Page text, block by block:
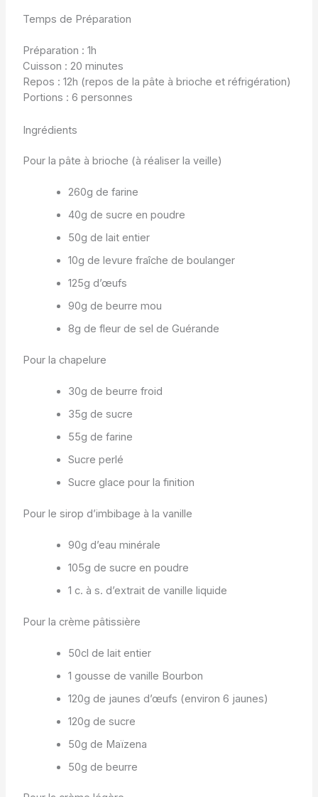
Temps de Préparation
Préparation : 1h
Cuisson : 20 minutes
Repos : 12h (repos de la pâte à brioche et réfrigération)
Portions : 6 personnes
Ingrédients
Pour la pâte à brioche (à réaliser la veille)
260g de farine
40g de sucre en poudre
50g de lait entier
10g de levure fraîche de boulanger
125g d’œufs
90g de beurre mou
8g de fleur de sel de Guérande
Pour la chapelure
30g de beurre froid
35g de sucre
55g de farine
Sucre perlé
Sucre glace pour la finition
Pour le sirop d’imbibage à la vanille
90g d’eau minérale
105g de sucre en poudre
1 c. à s. d’extrait de vanille liquide
Pour la crème pâtissière
50cl de lait entier
1 gousse de vanille Bourbon
120g de jaunes d’œufs (environ 6 jaunes)
120g de sucre
50g de Maïzena
50g de beurre